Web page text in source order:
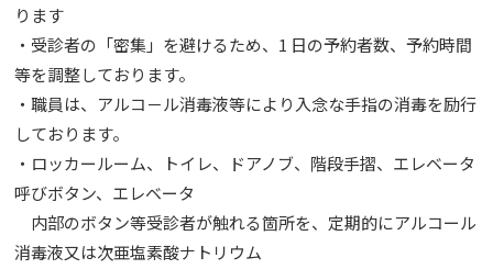
ります
・受診者の「密集」を避けるため、1 日の予約者数、予約時間
等を調整しております。
・職員は、アルコ－ル消毒液等により入念な手指の消毒を励行
しております。
・ロッカールーム、トイレ、ドアノブ、階段手摺、エレベータ
呼びボタン、エレベータ
内部のボタン等受診者が触れる箇所を、定期的にアルコール
消毒液又は次亜塩素酸ナトリウム